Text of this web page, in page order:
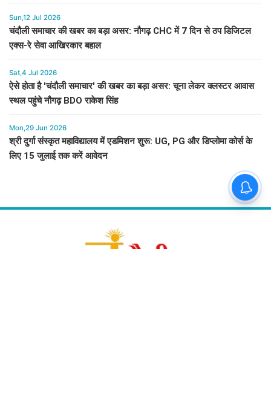
Sun,12 Jul 2026
चंदौली समाचार की खबर का बड़ा असर: नौगढ़ CHC में 7 दिन से ठप डिजिटल
एक्स-रे सेवा आखिरकार बहाल
Sat,4 Jul 2026
ऐसे होता है 'चंदौली समाचार' की खबर का बड़ा असर: चूना लेकर क्लस्टर आवास
स्थल पहुंचे नौगढ़ BDO राकेश सिंह
Mon,29 Jun 2026
श्री दुर्गा संस्कृत महाविद्यालय में एडमिशन शुरू: UG, PG और डिप्लोमा कोर्स के
लिए 15 जुलाई तक करें आवेदन